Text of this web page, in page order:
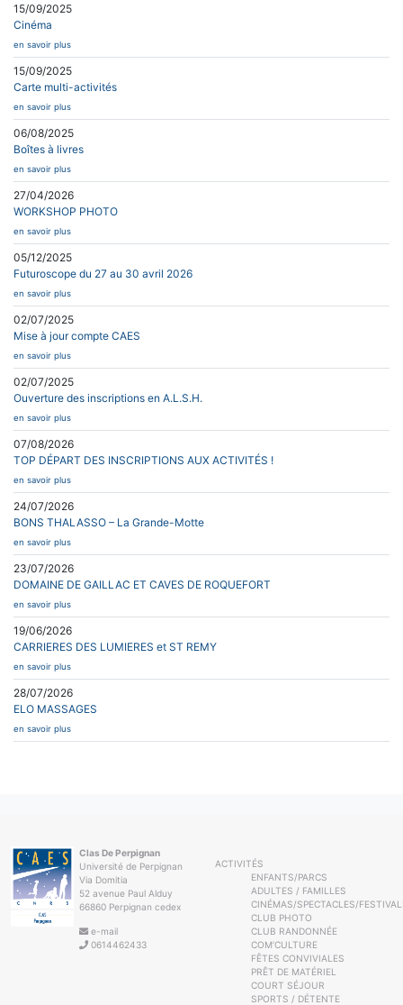
15/09/2025
Cinéma
en savoir plus
15/09/2025
Carte multi-activités
en savoir plus
06/08/2025
Boîtes à livres
en savoir plus
27/04/2026
WORKSHOP PHOTO
en savoir plus
05/12/2025
Futuroscope du 27 au 30 avril 2026
en savoir plus
02/07/2025
Mise à jour compte CAES
en savoir plus
02/07/2025
Ouverture des inscriptions en A.L.S.H.
en savoir plus
07/08/2026
TOP DÉPART DES INSCRIPTIONS AUX ACTIVITÉS !
en savoir plus
24/07/2026
BONS THALASSO – La Grande-Motte
en savoir plus
23/07/2026
DOMAINE DE GAILLAC ET CAVES DE ROQUEFORT
en savoir plus
19/06/2026
CARRIERES DES LUMIERES et ST REMY
en savoir plus
28/07/2026
ELO MASSAGES
en savoir plus
Clas De Perpignan
Université de Perpignan
Via Domitia
52 avenue Paul Alduy
66860 Perpignan cedex
e-mail
0614462433
ACTIVITÉS
ENFANTS/PARCS
ADULTES / FAMILLES
CINÉMAS/SPECTACLES/
CLUB PHOTO
CLUB RANDONNÉE
COM’CULTURE
FÊTES CONVIVIALES
PRÊT DE MATÉRIEL
COURT SÉJOUR
SPORTS / DÉTENTE